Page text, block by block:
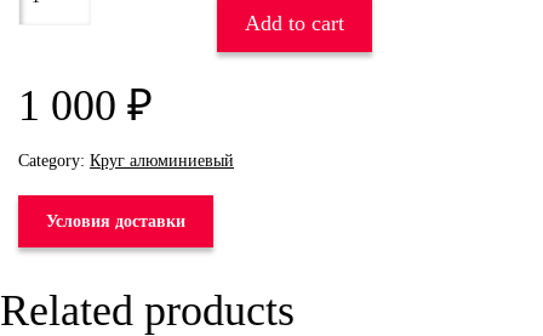
1 000 ₽
Add to cart
Category: Круг алюминиевый
Условия доставки
Related products